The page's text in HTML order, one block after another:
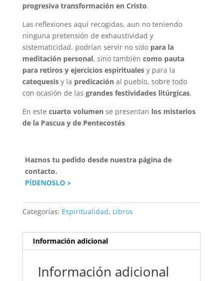
progresiva transformación en Cristo.
Las reflexiones aquí recogidas, aun no teniendo
ninguna pretensión de exhaustividad y
sistematicidad, podrían servir no solo para la
meditación personal, sino también como pauta
para retiros y ejercicios espiritualesy para la
catequesisy la predicaciónal pueblo, sobre todo
con ocasión de las grandes festividades litúrgicas.
En este cuarto volumense presentan los misterios
de la Pascua y de Pentecostés
Haznos tu pedido desde nuestra página de
contacto.
PÍDENOSLO >
Categorías: Espiritualidad, Libros
Información adicional
Información adicional